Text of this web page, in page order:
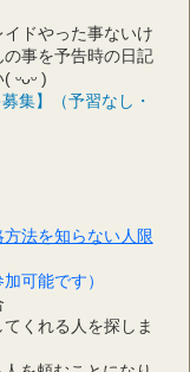
ドやった事ないけ
事を予告時の日記
ᵕᴗᵕ )
集】（予習なし・
法を知らない人限
可能です）
くれる人を探しま